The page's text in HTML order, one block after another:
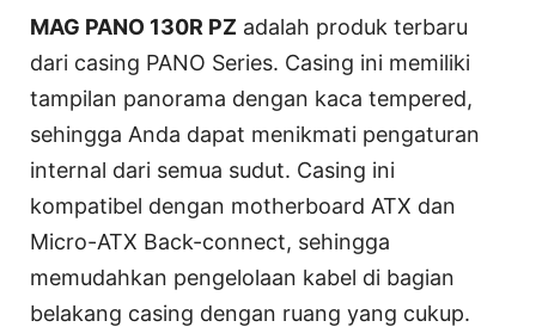
MAG PANO 130R PZ adalah produk terbaru
dari casing PANO Series. Casing ini memiliki
tampilan panorama dengan kaca tempered,
sehingga Anda dapat menikmati pengaturan
internal dari semua sudut. Casing ini
kompatibel dengan motherboard ATX dan
Micro-ATX Back-connect, sehingga
memudahkan pengelolaan kabel di bagian
belakang casing dengan ruang yang cukup.